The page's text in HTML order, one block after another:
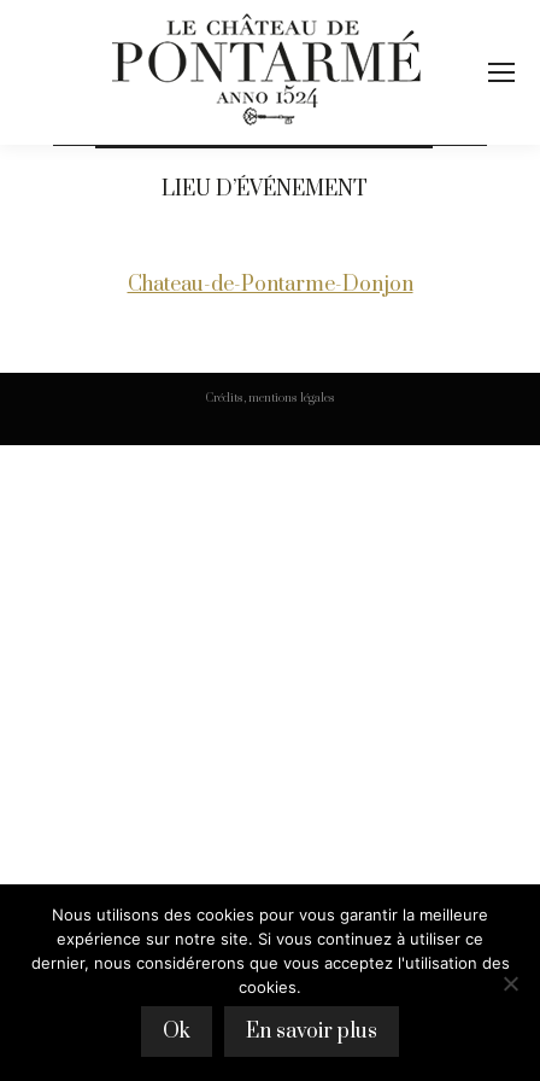
LIEU D’ÉVÉNEMENT
Chateau-de-Pontarme-Donjon
Crédits, mentions légales
Nous utilisons des cookies pour vous garantir la meilleure
expérience sur notre site. Si vous continuez à utiliser ce
dernier, nous considérerons que vous acceptez l'utilisation des
cookies.
Ok En savoir plus